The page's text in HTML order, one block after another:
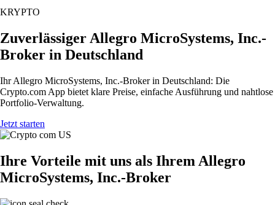
KRYPTO
Zuverlässiger Allegro MicroSystems, Inc.-
Broker in Deutschland
Ihr Allegro MicroSystems, Inc.-Broker in Deutschland: Die
Crypto.com App bietet klare Preise, einfache Ausführung und nahtlose
Portfolio-Verwaltung.
Jetzt starten
Ihre Vorteile mit uns als Ihrem Allegro
MicroSystems, Inc.-Broker